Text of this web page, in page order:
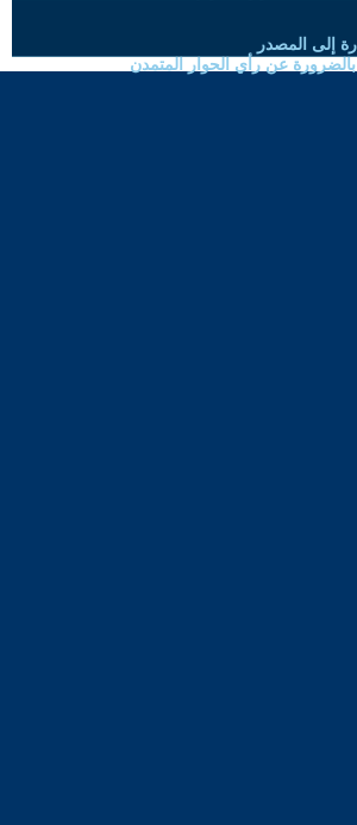
إلى المصدر
بالضرورة عن رأي الحوار المتمدن